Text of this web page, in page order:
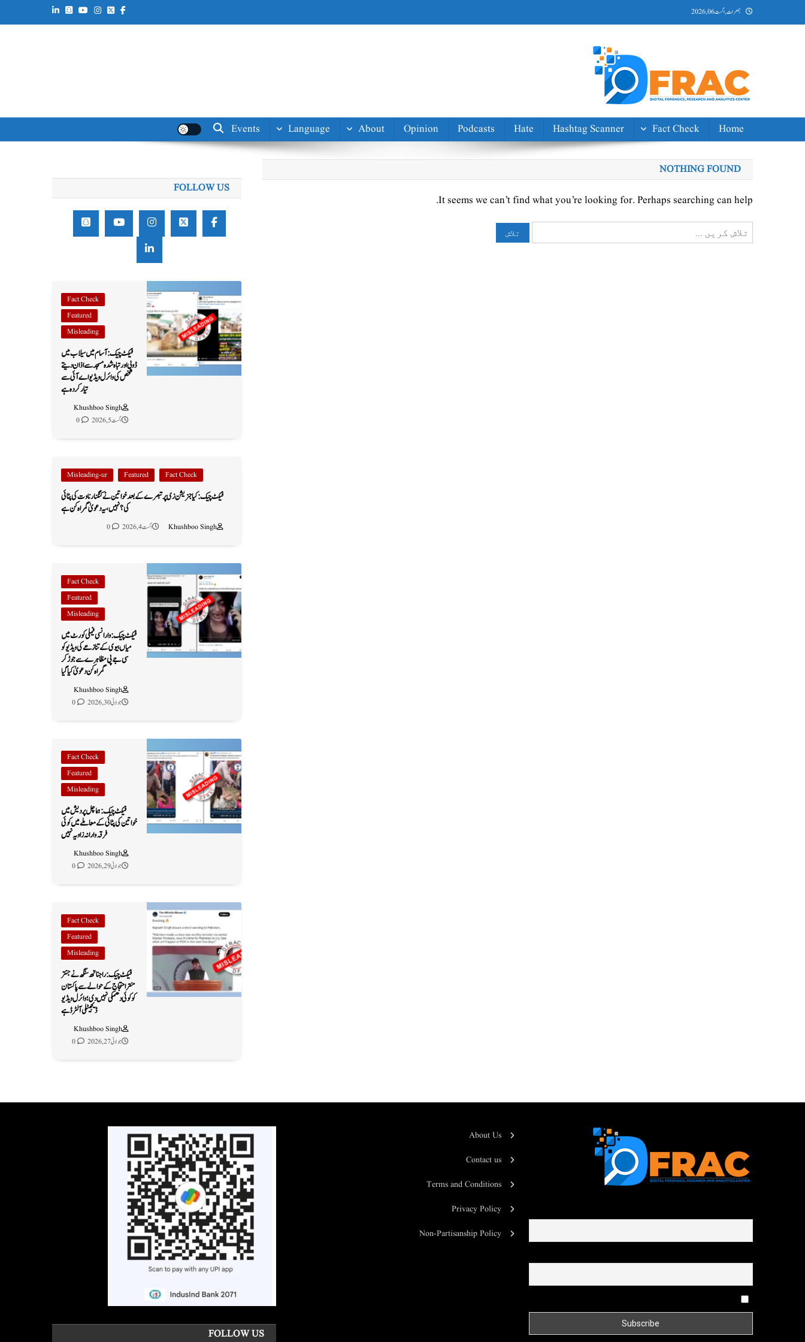
to
جمعرات, اگست 06, 2026
DFRAC_ORG
Digital Forensics, Research and Analytics Center
Home
Fact Check
Hashtag Scanner
Hate
Podcasts
Opinion
About
Language
Events
NOTHING FOUND
It seems we can’t find what you’re looking for. Perhaps searching can help.
تلاش
کریں
FOLLOW US
Fact Check
Featured
Misleading
فیکٹ چیک: آسام میں سیلاب میں
ڈوبی اور تباہ شدہ مسجد سے اذان دیتے
شخص کی وائرل ویڈیو اے آئی سے
تیار کردہ ہے
Khushboo Singh
اگست 5, 2026
0
Fact Check
Featured
Misleading-ur
فیکٹ چیک: کیا جنریشن زی پر تبصرے کے بعد خواتین نے کنگنا رناوت کی پٹائی
کی؟ نہیں، یہ دعویٰ گمراہ کن ہے
Khushboo Singh اگست 4, 2026 0
Fact Check
Featured
Misleading
فیکٹ چیک: وارانسی فیملی کورٹ میں
میاں بیوی کے تنازعے کی ویڈیو کو
سی جے پی مظاہرے سے جوڑ کر
گمراہ کن دعویٰ کیا گیا
Khushboo Singh
جولائی 30, 2026
0
Fact Check
Featured
Misleading
فیکٹ چیک: ہماچل پردیش میں
خواتین کی پٹائی کے معاملے میں کوئی
فرقہ وارانہ زاویہ نہیں
Khushboo Singh
جولائی 29, 2026
0
Fact Check
Featured
Misleading
فیکٹ چیک: راجناتھ سنگھ نے جنتر
منتر احتجاج کے حوالے سے پاکستان
کو کوئی دھمکی نہیں دی؛ وائرل ویڈیو
ڈیجیٹلی آلٹرڈ ہے
Khushboo Singh
جولائی 27, 2026
0
About Us
Contact us
Terms and Conditions
Privacy Policy
Non-Partisanship Policy
FOLLOW US